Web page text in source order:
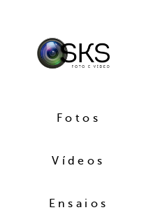
Fotos
Vídeos
Ensaios